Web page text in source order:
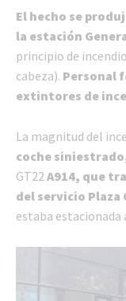
El hecho se
la estación
principio de
cabeza). Personal
extintores de
La magnitud del
coche
GT22A914, que
del servicio Plaza
estaba estacionada